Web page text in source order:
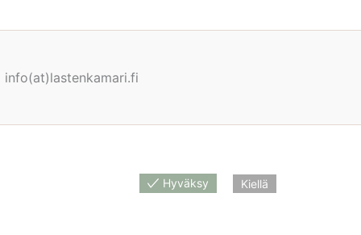
info(at)lastenkamari.fi
Hyväksy Kiellä